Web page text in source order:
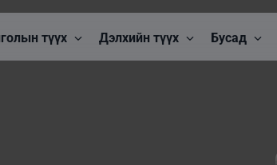
түүх Дэлхийн түүх Бусад